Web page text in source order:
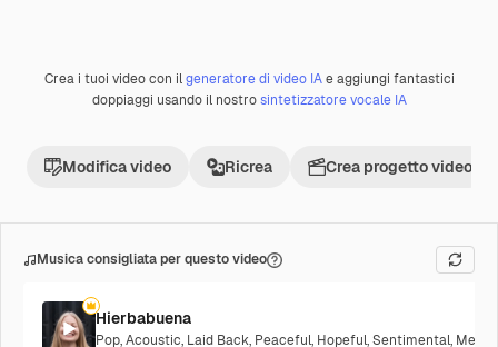
Premium
Crea i tuoi video con ilgeneratore di video IAe aggiungi fantastici
doppiaggi usando il nostrosintetizzatore vocale IA
Modifica video Ricrea Crea progetto video
Musica consigliata per questo video
Hierbabuena
Pop,Acoustic, Laid Back, Peaceful, Hopeful,Sentimental,